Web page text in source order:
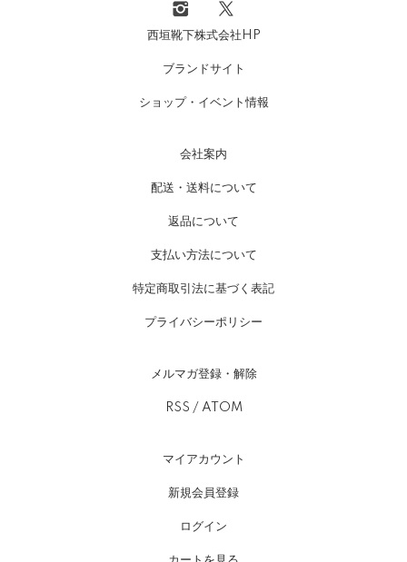
ました。ゆるっと靴下を知って購入すると大変喜んで毎日
履いています。今回薄地を購入しましたが、以前シルクと
すが、冷え性なのでもっと暖かい物があれば冬にも購入し
です 感謝です 今回の3割引きセールもとても感謝です
ございます。当店の靴下を快適にご愛用いただいているというこ
だけましたら幸いです。貴重なご意見ありがとうございました。
2024/07/29 15:13:13
エコノレッグさんなら私の長年の靴下の悩みが
解消出来るのではとふと思いつきました。
西垣靴下株式会社HP
ブランドサイト
ショップ・イベント情報
会社案内
配送・送料について
返品について
支払い方法について
特定商取引法に基づく表記
プライバシーポリシー
メルマガ登録・解除
RSS / ATOM
マイアカウント
新規会員登録
ログイン